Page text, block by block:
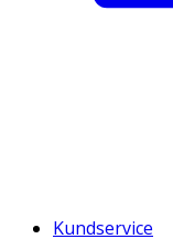
Kundservice